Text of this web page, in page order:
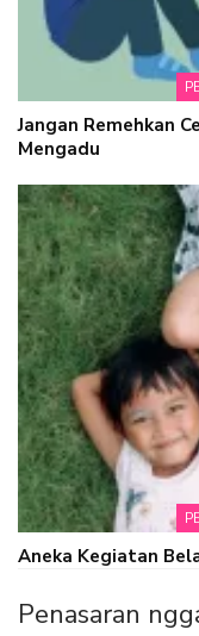
Jangan Remehkan
Mengadu
Aneka Kegiatan
Penasaran